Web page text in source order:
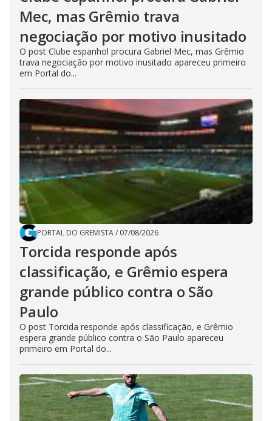
Mec, mas Grêmio trava
negociação por motivo inusitado
O post Clube espanhol procura Gabriel Mec, mas Grêmio
trava negociação por motivo inusitado apareceu primeiro
em Portal do...
PORTAL DO GREMISTA/ 07/08/2026
Torcida responde após
classificação, e Grêmio espera
grande público contra o São
Paulo
O post Torcida responde após classificação, e Grêmio
espera grande público contra o São Paulo apareceu
primeiro em Portal do...